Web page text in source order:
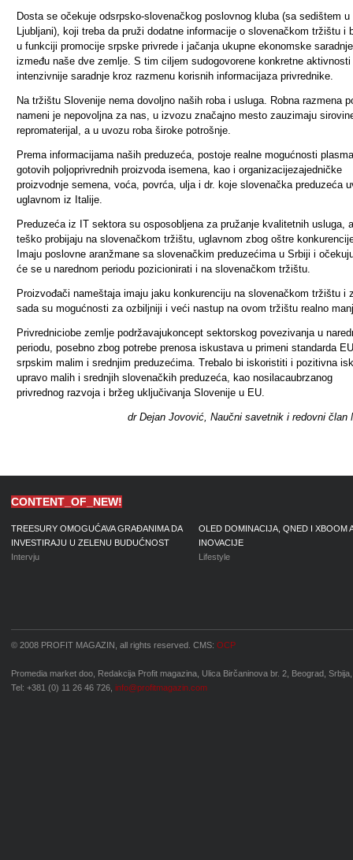
Dosta se očekuje odsrpsko-slovenačkog poslovnog kluba (sa sedištem u
Ljubljani), koji treba da pruži dodatne informacije o slovenačkom tržištu i
u funkciji promocije srpske privrede i jačanja ukupne ekonomske saradnje
između naše dve zemlje. S tim ciljem sudogovorene konkretne aktivnosti
intenzivnije saradnje kroz razmenu korisnih informacijaza privrednike.
Na tržištu Slovenije nema dovoljno naših roba i usluga. Robna razmena
nameni je nepovoljna za nas, u izvozu značajno mesto zauzimaju
repromaterijal, a u uvozu roba široke potrošnje.
Prema informacijama naših preduzeća, postoje realne mogućnosti
gotovih poljoprivrednih proizvodaisemena, kao i organizacijezajedničke
proizvodnje semena, voća, povrća, ulja i dr. koje slovenačka preduzeća
uglavnom iz Italije.
Preduzeća iz IT sektora su osposobljena za pružanje kvalitetnih usluga,
teško probijaju na slovenačkom tržištu, uglavnom zbog oštre
Imaju poslovne aranžmane sa slovenačkim preduzećima u Srbiji i
će se u narednom periodu pozicionirati i na slovenačkom tržištu.
Proizvođači nameštaja imaju jaku konkurenciju na slovenačkom tržištu i
sada su mogućnosti za ozbiljniji i veći nastup na ovom tržištu realno
Privredniciobe zemlje podržavajukoncept sektorskog povezivanja u
periodu, posebno zbog potrebe prenosa iskustava u primeni standarda
srpskim malim i srednjim preduzećima. Trebalo bi iskoristiti i pozitivna
upravo malih i srednjih slovenačkih preduzeća, kao nosi lacaubrzanog
privrednog razvoja i bržeg uključivanja Slovenije u EU.
dr Dejan Jovović, Naučni savetnik i redovni član
CONTENT_OF_NEW!
TREESURY OMOGUĆAVA GRAĐANIMA DA
INVESTIRAJU U ZELENU BUDUĆNOST
Intervju
OLED DOMINACIJA, QNED I XBOOM
INOVACIJE
Lifestyle
© 2008 PROFIT MAGAZIN, all rights reserved. CMS: OCP
Promedia market doo, Redakcija Profit magazina, Ulica Birčaninova br. 2, Beograd, Srbija,
Tel: +381 (0) 11 26 46 726, info@profitmagazin.com